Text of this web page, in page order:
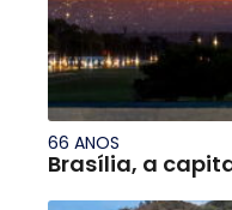
66 ANOS
Brasília, a